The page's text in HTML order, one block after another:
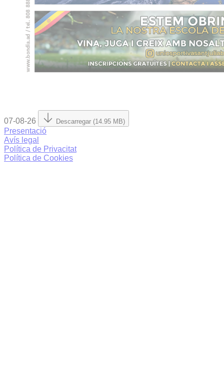
07-08-26 Descarregar (14.95 MB)
Presentació
Avís legal
Política de Privacitat
Política de Cookies